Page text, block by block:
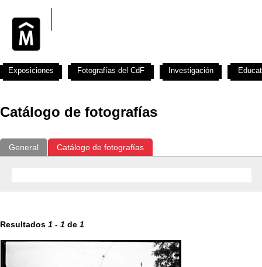
Catálogo de fotografías
General Catálogo de fotografías
Resultados 1 - 1 de 1
Exposiciones Fotografías del CdF Investigación